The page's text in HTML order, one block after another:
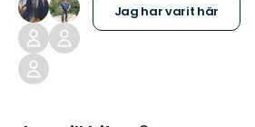
Jag har varit här